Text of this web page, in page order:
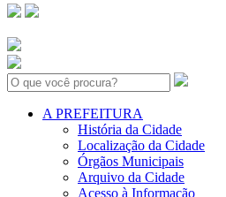
Search:
A PREFEITURA
História da Cidade
Localização da Cidade
Órgãos Municipais
Arquivo da Cidade
Acesso à Informação